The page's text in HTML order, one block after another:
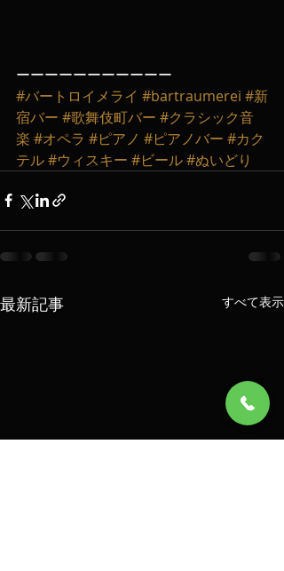
ーーーーーーーーーーー
#バートロイメライ #bartraumerei #新
宿バー #歌舞伎町バー #クラシック音
楽 #オペラ #ピアノ #ピアノバー #カク
テル#ウィスキー #ビール#ぬいどり
最新記事 すべて表示